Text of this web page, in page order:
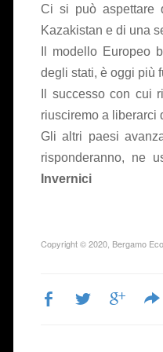
Ci si può aspettare
Kazakistan e di una
Il modello Europeo
degli stati, è oggi più
Il successo con cui
riusciremo a liberarci
Gli altri paesi
risponderanno, ne
Invernici
Copyright © 2020, Bergamo